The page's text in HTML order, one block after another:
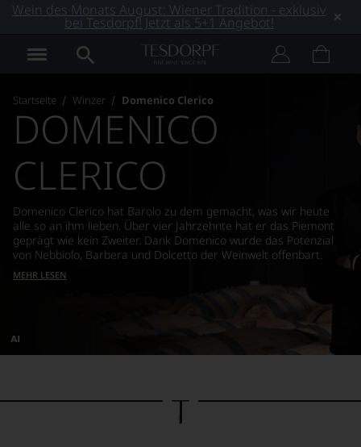
Wein des Monats August: Wiener Tradition - exklusiv
bei Tesdorpf! Jetzt als 5+1 Angebot!
Startseite Winzer Domenico Clerico
Dieses
von
DOMENICO
CLERICO
Domenico Clerico hat Barolo zu dem gemacht, was wir heute
alle so an ihm lieben. Über vier Jahrzehnte hat er das Piemont
geprägt wie kein Zweiter. Dank Domenico wurde das Potenzial
von Nebbiolo, Barbera und Dolcetto der Weinwelt offenbart.
MEHR LESEN